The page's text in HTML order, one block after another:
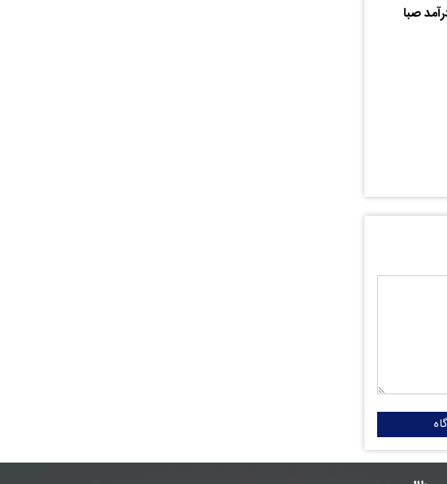
درآمد صبا